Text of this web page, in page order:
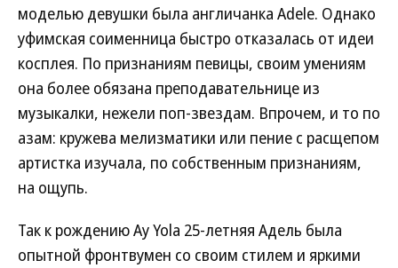
моделью девушки была англичанка Adele. Однако
уфимская соименница быстро отказалась от идеи
косплея. По признаниям певицы, своим умениям
она более обязана преподавательнице из
музыкалки, нежели поп-звездам. Впрочем, и то по
азам: кружева мелизматики или пение с расщепом
артистка изучала, по собственным признаниям,
на ощупь.
Так к рождению Ay Yola 25-летняя Адель была
опытной фронтвумен со своим стилем и яркими